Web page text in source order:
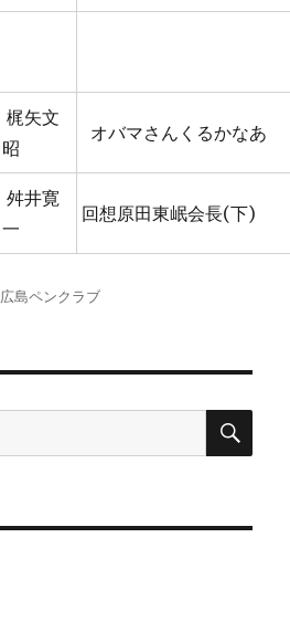
梶矢文
昭
オバマさんくるかなあ
舛井寛
一
回想原田東岷会長(下)
広島ペンクラブ
検